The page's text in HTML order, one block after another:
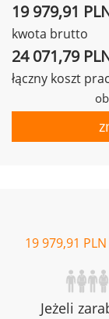
19 979,91
kwota brutto
24 071,79
łączny koszt
19 979,91 PLN
Jeżeli